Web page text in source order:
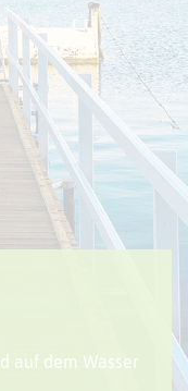
auf dem Wasser